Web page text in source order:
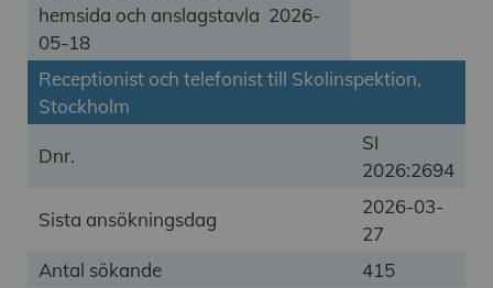
hemsida och anslagstavla 2026-
05-18
Receptionist och telefonist till Skolinspektion,
Stockholm
Dnr.
SI
2026:2694
Sista ansökningsdag
2026-03-
27
Antal sökande
415